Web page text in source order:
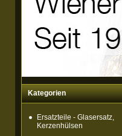
Kategorien
Ersatzteile - Glasersatz,
Kerzenhülsen